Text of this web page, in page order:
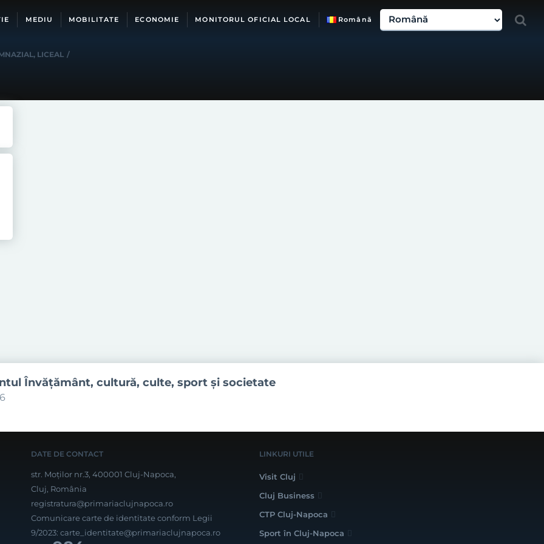
MEDIU MOBILITATE ECONOMIE MONITORUL OFICIAL LOCAL Română
, LICEAL /
Învăţământ, cultură, culte, sport şi societate
DATE DE CONTACT
str. Moților nr.3, 400001 Cluj-Napoca,
Cluj, România
registratura@primariaclujnapoca.ro
Comunicare carte de identitate conform Legii
9/2023: carte_identitate@primariaclujnapoca.ro
LINKURI UTILE
Visit Cluj
Cluj Business
CTP Cluj-Napoca
Sport în Cluj-Napoca